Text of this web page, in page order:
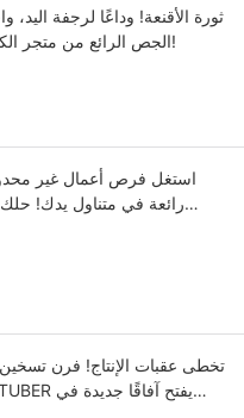
ثورة الأقنعة! وداعًا لرجفة
الجص الرائع من متجر الكعك في 30 ثانية!
استغل فرص أعمال غير
رائعة في متناول يدك! حلك
تخطى عقبات الإنتاج! فرن